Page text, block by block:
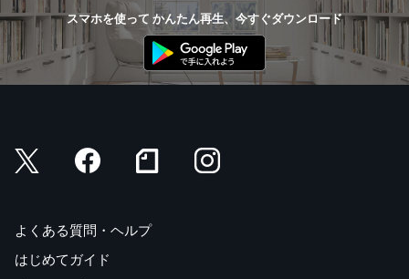
スマホを使って かんたん再生、今すぐダウンロード
よくある質問・ヘルプ
はじめてガイド